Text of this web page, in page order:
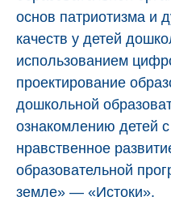
основ патриотизма и
качеств у детей
использованием
проектирование
дошкольной
ознакомлению детей
нравственное
образовательной
земле» — «Истоки».